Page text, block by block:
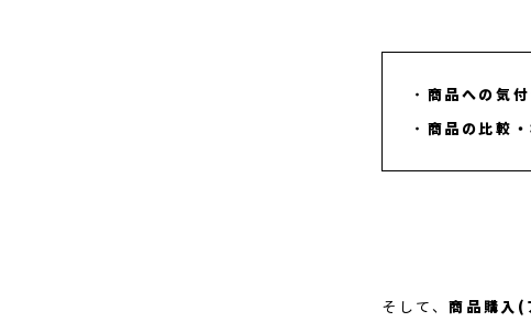
商品への気付
商品の比較
そして、商品購入(